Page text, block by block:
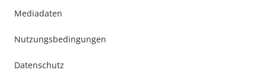
Mediadaten
Nutzungsbedingungen
Datenschutz